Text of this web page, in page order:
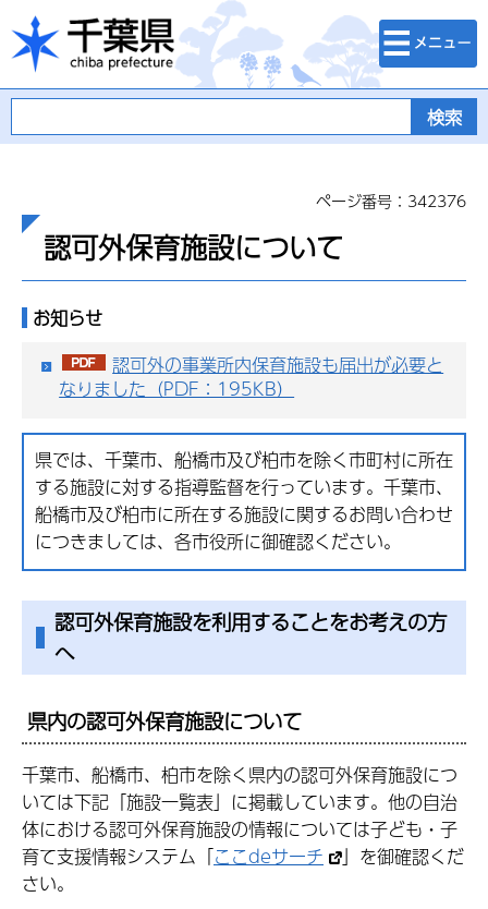
千葉県
検索・メニュ
ー
ページ番号：342376
認可外保育施設について
お知らせ
認可外の事業所内保育施設も届出が必要と
なりました（PDF：195KB）
県では、千葉市、船橋市及び柏市を除く市町村に所在
する施設に対する指導監督を行っています。千葉市、
船橋市及び柏市に所在する施設に関するお問い合わせ
につきましては、各市役所に御確認ください。
認可外保育施設を利用することをお考えの方
へ
県内の認可外保育施設について
千葉市、船橋市、柏市を除く県内の認可外保育施設につ
いては下記「施設一覧表」に掲載しています。他の自治
体における認可外保育施設の情報については子ども・子
育て支援情報システム「ここdeサーチ
」を御確認くだ
さい。